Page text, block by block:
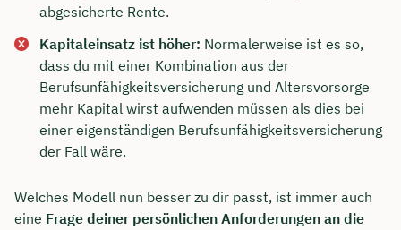
abgesicherte Rente.
Kapitaleinsatz ist höher: Normalerweise ist es so,
dass du mit einer Kombination aus der
Berufsunfähigkeitsversicherung und Altersvorsorge
mehr Kapital wirst aufwenden müssen als dies bei
einer eigenständigen Berufsunfähigkeitsversicherung
der Fall wäre.
Welches Modell nun besser zu dir passt, ist immer auch
eine Frage deiner persönlichen Anforderungen an die